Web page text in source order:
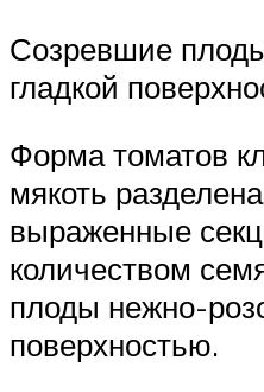
Созревшие
гладкой
Форма томатов
мякоть
выраженные
количеством
плоды нежно-
поверхностью.